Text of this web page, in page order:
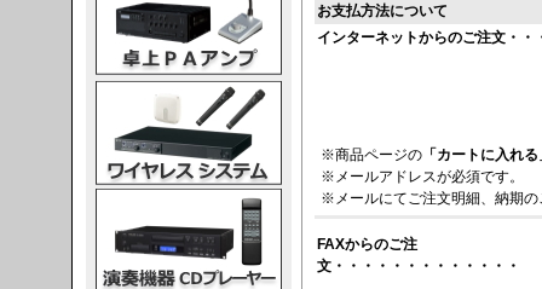
お支払方法について
インターネットからのご注文・・
※商品ページの 「カートに入れる
※メールアドレスが必須です。
※メールにてご注文明細、納期
FAXからのご注
文・・・・・・・・・・・・・